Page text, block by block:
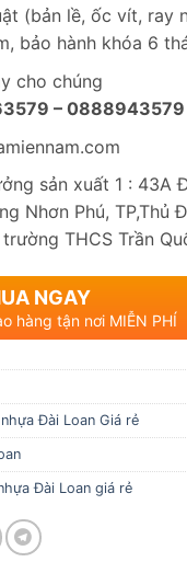
(bản lề, ốc vít, ray
bảo hành khóa 6
cho chúng
–0888943579
sản xuất 1 : 43A
Nhơn Phú, TP,Thủ
THCS Trần
NGAY
hàng tận nơi MIỄN PHÍ
Đài Loan Giá rẻ
Đài Loan giá rẻ